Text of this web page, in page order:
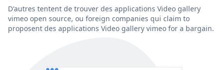
D'autres tentent de trouver des applications Video gallery
vimeo open source, ou foreign companies qui claim to
proposent des applications Video gallery vimeo for a bargain.